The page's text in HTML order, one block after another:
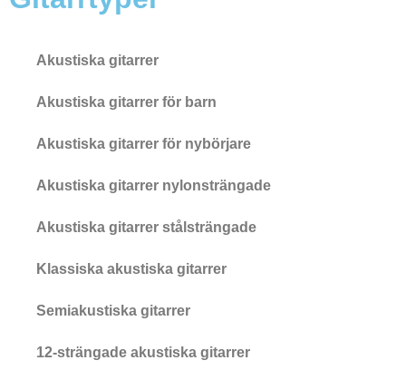
Akustiska gitarrer
Akustiska gitarrer för barn
Akustiska gitarrer för nybörjare
Akustiska gitarrer nylonsträngade
Akustiska gitarrer stålsträngade
Klassiska akustiska gitarrer
Semiakustiska gitarrer
12-strängade akustiska gitarrer